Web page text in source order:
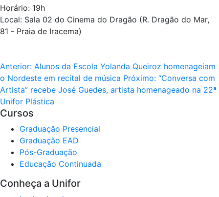
Horário: 19h
Local: Sala 02 do Cinema do Dragão (R. Dragão do Mar,
81 - Praia de Iracema)
Anterior: Alunos da Escola Yolanda Queiroz homenageiam
o Nordeste em recital de música Próximo: “Conversa com
Artista” recebe José Guedes, artista homenageado na 22ª
Unifor Plástica
Cursos
Graduação Presencial
Graduação EAD
Pós-Graduação
Educação Continuada
Conheça a Unifor